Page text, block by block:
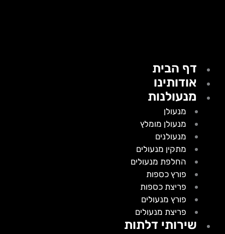
דף הבית
אודותינו
מנעולנות
מנעולן
מנעולן מומלץ
מנעולנים
מתקין מנעולים
החלפת מנעולים
פורץ כספות
פריצת כספות
פורץ מנעולים
פריצת מנעולים
שירותי דלתות